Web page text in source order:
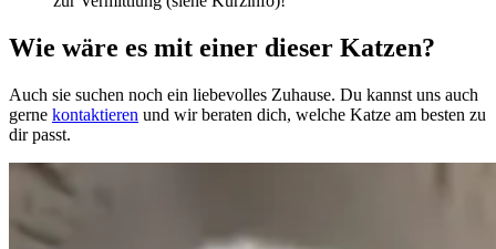
Wie wäre es mit einer dieser Katzen?
Auch sie suchen noch ein liebevolles Zuhause. Du kannst uns auch
gerne kontaktieren und wir beraten dich, welche Katze am besten zu
dir passt.